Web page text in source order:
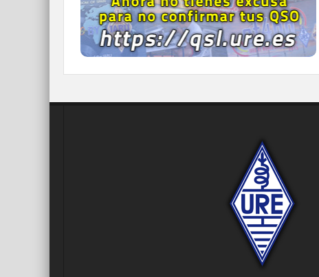
IR A QDURE